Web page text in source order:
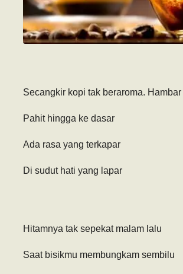
Secangkir kopi tak beraroma. Hambar
Pahit hingga ke dasar
Ada rasa yang terkapar
Di sudut hati yang lapar
Hitamnya tak sepekat malam lalu
Saat bisikmu membungkam sembilu